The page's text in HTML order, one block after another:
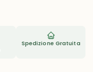
Spedizione Gratuita